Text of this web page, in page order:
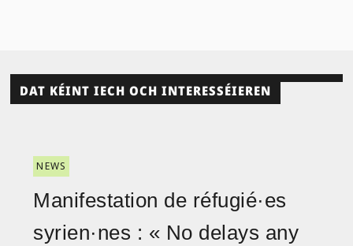
DAT KÉINT IECH OCH INTERESSÉIEREN
NEWS
Manifestation de réfugié·es
syrien·nes : « No delays any